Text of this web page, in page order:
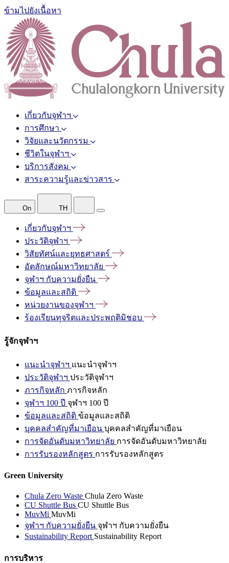
ข้ามไปยังเนื้อหา
เกี่ยวกับจุฬาฯ
การศึกษา
วิจัยและนวัตกรรม
ชีวิตในจุฬาฯ
บริการสังคม
สาระความรู้และข่าวสาร
On TH
เกี่ยวกับจุฬาฯ
ประวัติจุฬาฯ
วิสัยทัศน์และยุทธศาสตร์
อัตลักษณ์มหาวิทยาลัย
จุฬาฯ กับความยั่งยืน
ข้อมูลและสถิติ
หน่วยงานของจุฬาฯ
ร้องเรียนทุจริตและประพฤติมิชอบ
รู้จักจุฬาฯ
แนะนำจุฬาฯ แนะนำจุฬาฯ
ประวัติจุฬาฯ ประวัติจุฬาฯ
ภารกิจหลัก ภารกิจหลัก
จุฬาฯ 100 ปี จุฬาฯ 100 ปี
ข้อมูลและสถิติ ข้อมูลและสถิติ
บุคคลสำคัญที่มาเยือน บุคคลสำคัญที่มาเยือน
การจัดอันดับมหาวิทยาลัย การจัดอันดับมหาวิทยาลัย
การรับรองหลักสูตร การรับรองหลักสูตร
Green University
Chula Zero Waste Chula Zero Waste
CU Shuttle Bus CU Shuttle Bus
MuvMi MuvMi
จุฬาฯ กับความยั่งยืน จุฬาฯ กับความยั่งยืน
Sustainability Report Sustainability Report
การบริหาร